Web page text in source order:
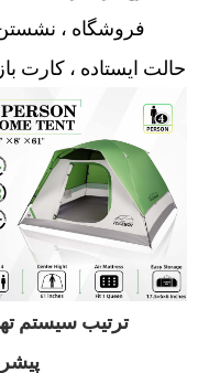
فروشگاه ،
حالت ایستاده ، کارت
ترتیب سیستم